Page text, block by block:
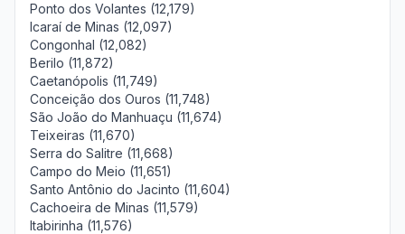
Ponto dos Volantes (12,179)
Icaraí de Minas (12,097)
Congonhal (12,082)
Berilo (11,872)
Caetanópolis (11,749)
Conceição dos Ouros (11,748)
São João do Manhuaçu (11,674)
Teixeiras (11,670)
Serra do Salitre (11,668)
Campo do Meio (11,651)
Santo Antônio do Jacinto (11,604)
Cachoeira de Minas (11,579)
Itabirinha (11,576)